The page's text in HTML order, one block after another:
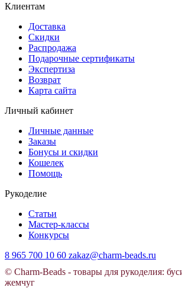
Клиентам
Доставка
Скидки
Распродажа
Подарочные сертификаты
Экспертиза
Возврат
Карта сайта
Личный кабинет
Личные данные
Заказы
Бонусы и скидки
Кошелек
Помощь
Рукоделие
Статьи
Мастер-классы
Конкурсы
8 965 700 10 60 zakaz@charm-beads.ru
© Charm-Beads - товары для рукоделия:
жемчуг